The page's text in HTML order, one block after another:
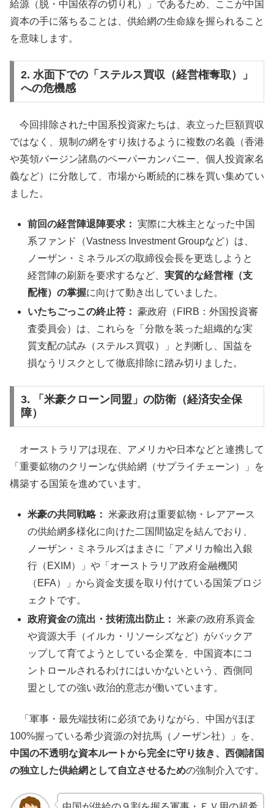
給源（脱・中国依存の切り札）」であるため、ここが中国
資本の手に落ちることは、供給網の生命線を握られること
を意味します。
2. 水面下での「ステルス買収（経営権奪取）」
への危機感
今回排除された中国系投資家たちは、表立った巨額買収
ではなく、規制の網をすり抜けるように複数の名義（香港
や英領バージン諸島のペーパーカンパニー、個人投資家名
義など）に分散して、市場から断続的に株を買い集めてい
ました。
前回の経営陣退陣要求： 実際に大株主となった中国
系ファンド（Vastness Investment Groupなど）は、
ノーザン・ミネラルズの取締役会長を更迭しようと
経営陣の刷新を要求するなど、実質的な経営権（支
配権）の掌握に向けて動き出していました。
いたちごっこの終止符： 豪政府（FIRB：外国投資審
査委員会）は、これらを「分散を装った組織的な実
質支配の試み（ステルス買収）」と判断し、国益を
損なうリスクとして徹底排除に踏み切りました。
3. 「米豪クローン同盟」の防衛（経済安全保
障）
オーストラリアは現在、アメリカや日本などと連携して
「重要鉱物のクリーンな供給網（サプライチェーン）」を
構築する国策を進めています。
米豪の共同戦略： 米豪政府は重要鉱物・レアアース
の供給網多様化に向けた二国間協定を結んでおり、
ノーザン・ミネラルズはまさに「アメリカ輸出入銀
行（EXIM）」や「オーストラリア政府金融機関
（EFA）」から資金支援を取り付けている国策プロジ
ェクトです。
政府資金の流出・技術流出防止： 米豪の政府系資金
や資源大手（イルカ・リソーシズなど）がバックア
ップして育てようとしている企業を、中国資本にコ
ントロールされるわけにはいかないという、西側同
盟としての強い政治的意志が働いています。
「軍事・最先端技術に必須でありながら、中国がほぼ
100%握っている希少資源の対抗馬（ノーザン社）」を、
中国の不透明な資本ルートから完全に守り抜き、西側諸国
の独立した供給網として自立させるための強制介入です。